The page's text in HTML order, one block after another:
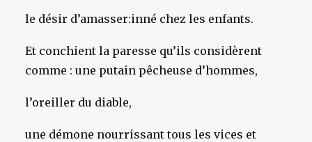
le désir d’amasser:inné chez les enfants.
Et conchient la paresse qu’ils considèrent
comme : une putain pêcheuse d’hommes,
l’oreiller du diable,
une démone nourrissant tous les vices et